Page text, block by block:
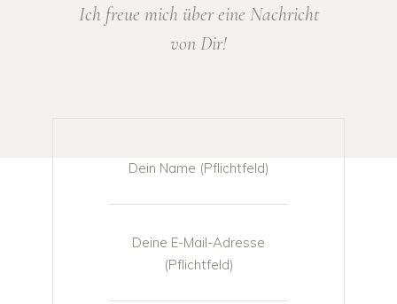
PREISE
Ich freue mich über eine Nachricht
von Dir!
Dein Name (Pflichtfeld)
Deine E-Mail-Adresse
(Pflichtfeld)